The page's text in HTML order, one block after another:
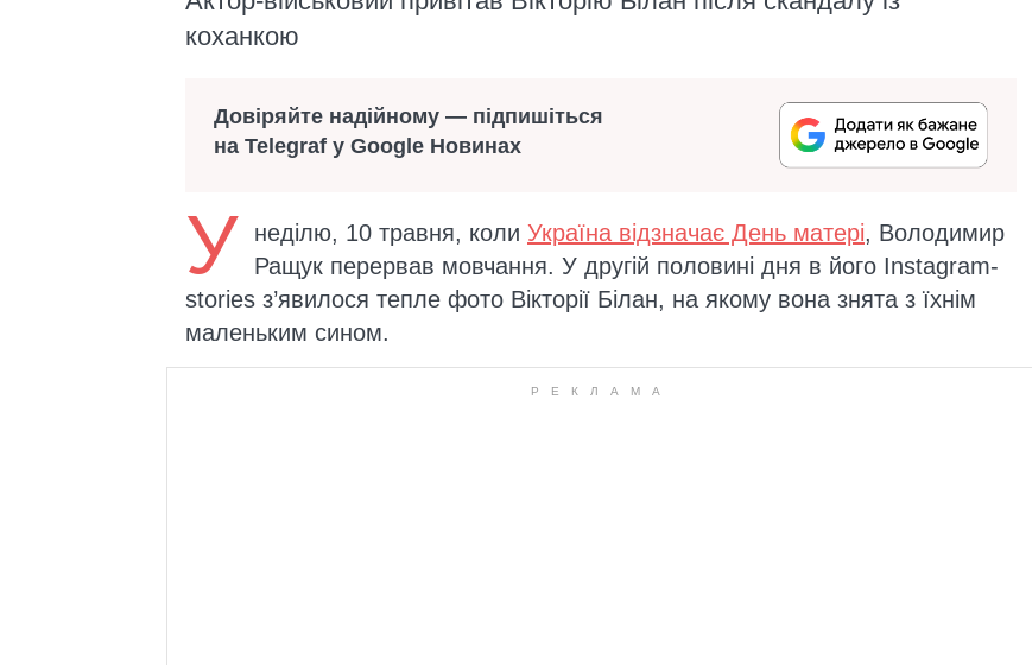
коханкою
Довіряйте надійному — підпишіться
на Telegraf у Google Новинах
У неділю, 10 травня, коли Україна відзначає День матері, Володимир
Ращук перервав мовчання. У другій половині дня в його Instagram-
stories з’явилося тепле фото Вікторії Білан, на якому вона знята з їхнім
маленьким сином.